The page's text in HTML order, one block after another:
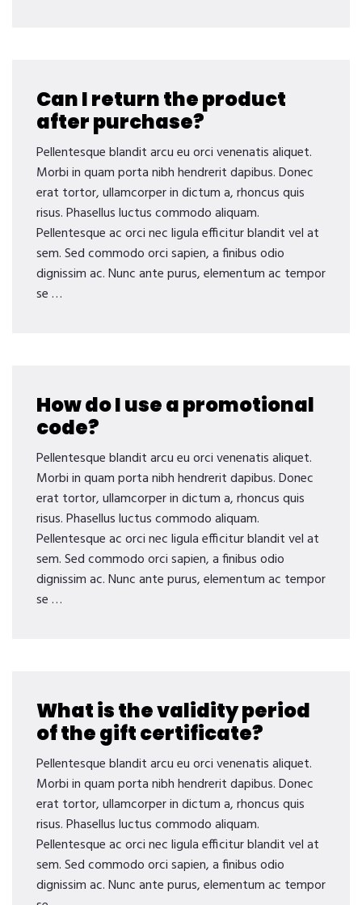
Can I return the product
after purchase?
Pellentesque blandit arcu eu orci venenatis aliquet.
Morbi in quam porta nibh hendrerit dapibus. Donec
erat tortor, ullamcorper in dictum a, rhoncus quis
risus. Phasellus luctus commodo aliquam.
Pellentesque ac orci nec ligula efficitur blandit vel at
sem. Sed commodo orci sapien, a finibus odio
dignissim ac. Nunc ante purus, elementum ac tempor
se …
How do I use a promotional
code?
Pellentesque blandit arcu eu orci venenatis aliquet.
Morbi in quam porta nibh hendrerit dapibus. Donec
erat tortor, ullamcorper in dictum a, rhoncus quis
risus. Phasellus luctus commodo aliquam.
Pellentesque ac orci nec ligula efficitur blandit vel at
sem. Sed commodo orci sapien, a finibus odio
dignissim ac. Nunc ante purus, elementum ac tempor
se …
What is the validity period
of the gift certificate?
Pellentesque blandit arcu eu orci venenatis aliquet.
Morbi in quam porta nibh hendrerit dapibus. Donec
erat tortor, ullamcorper in dictum a, rhoncus quis
risus. Phasellus luctus commodo aliquam.
Pellentesque ac orci nec ligula efficitur blandit vel at
sem. Sed commodo orci sapien, a finibus odio
dignissim ac. Nunc ante purus, elementum ac tempor